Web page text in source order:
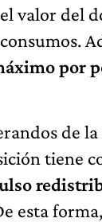
valor del
por
de
tiene
esta forma,